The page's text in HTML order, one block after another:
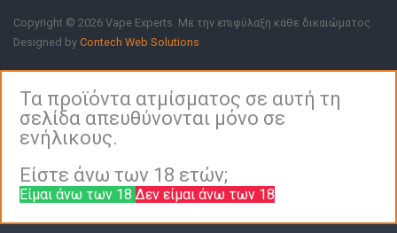
Copyright © 2026 Vape Experts. Με την επιφύλαξη κάθε δικαιώματος.
Designed by Contech Web Solutions
Τα προϊόντα ατμίσματος σε αυτή τη
σελίδα απευθύνονται μόνο σε
ενήλικους.
Είστε άνω των 18 ετών;
Είμαι άνω των 18 Δεν είμαι άνω των 18